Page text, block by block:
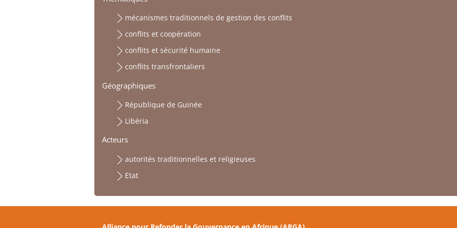
mécanismes traditionnels de gestion des conflits
conflits et coopération
conflits et sécurité humaine
conflits transfrontaliers
Géographiques
République de Guinée
Libéria
Acteurs
autorités traditionnelles et religieuses
Etat